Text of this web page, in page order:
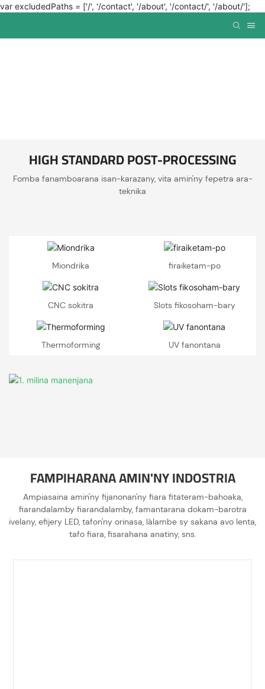
var excludedPaths = ['/', '/contact', '/about', '/contact/', '/about/'];
HIGH STANDARD POST-PROCESSING
Fomba fanamboarana isan-karazany, vita amin'ny fepetra ara-
teknika
Miondrika firaiketam-po
CNC sokitra Slots fikosoham-bary
Thermoforming UV fanontana
FAMPIHARANA AMIN'NY INDOSTRIA
Ampiasaina amin'ny fijanonan'ny fiara fitateram-bahoaka,
fiarandalamby fiarandalamby, famantarana dokam-barotra
ivelany, efijery LED, tafon'ny orinasa, làlambe sy sakana avo lenta,
tafo fiara, fisarahana anatiny, sns.